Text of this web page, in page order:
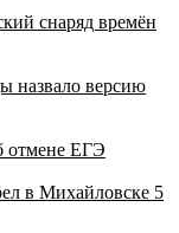
снаряд времён
назвало версию
отмене ЕГЭ
в Михайловске 5